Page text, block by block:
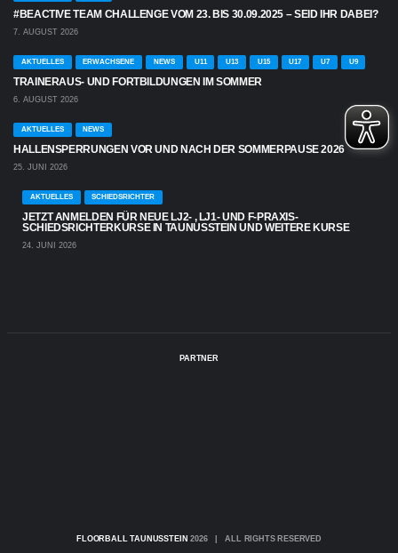
#BEACTIVE TEAM CHALLENGE VOM 23. BIS 30.09.2025 – SEID IHR DABEI?
7. AUGUST 2026
AKTUELLES ERWACHSENE NEWS U11 U13 U15 U17 U7 U9
TRAINERAUS- UND FORTBILDUNGEN IM SOMMER
6. AUGUST 2026
AKTUELLES NEWS
HALLENSPERRUNGEN VOR UND NACH DER SOMMERPAUSE 2026
25. JUNI 2026
AKTUELLES SCHIEDSRICHTER
JETZT ANMELDEN FÜR NEUE LJ2- , LJ1- UND F-PRAXIS-
SCHIEDSRICHTERKURSE IN TAUNUSSTEIN UND WEITERE KURSE
24. JUNI 2026
PARTNER
FLOORBALL TAUNUSSTEIN 2026 | ALL RIGHTS RESERVED